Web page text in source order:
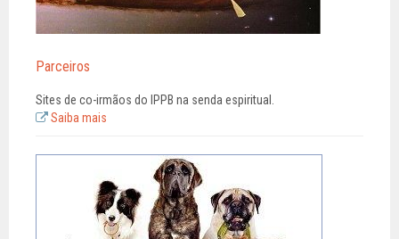
Parceiros
Sites de co-irmãos do IPPB na senda espiritual.
Saiba mais